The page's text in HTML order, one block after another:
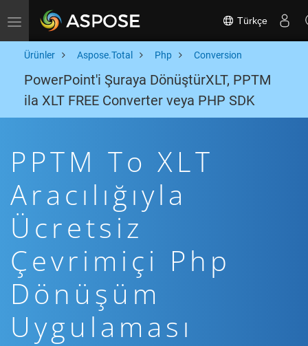
Toggle navigation Türkçe
Ürünler Aspose.Total Php Conversion
PowerPoint'i Şuraya DönüştürXLT, PPTM
ila XLT FREE Converter veya PHP SDK
PPTM To XLT
Aracılığıyla
Ücretsiz
Çevrimiçi Php
Dönüşüm
Uygulaması